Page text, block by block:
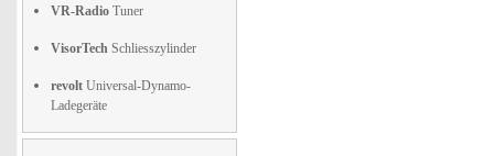
VR-Radio Tuner
VisorTech Schliesszylinder
revolt Universal-Dynamo-
Ladegeräte